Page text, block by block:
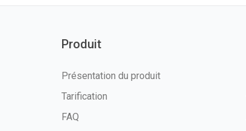
Produit
Présentation du produit
Tarification
FAQ